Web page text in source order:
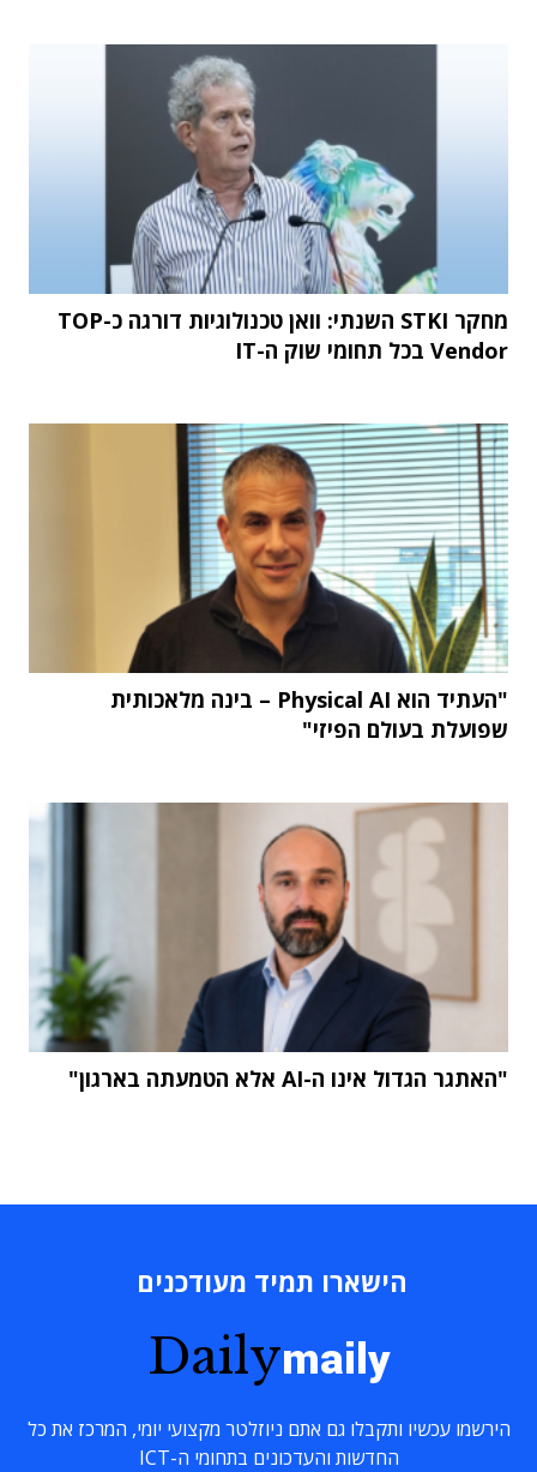
מחקר STKI השנתי: וואן טכנולוגיות דורגה כ-TOP
Vendor בכל תחומי שוק ה-IT
"העתיד הוא Physical AI – בינה מלאכותית
שפועלת בעולם הפיזי"
"האתגר הגדול אינו ה-AI אלא הטמעתה בארגון"
הישארו תמיד מעודכנים
Dailymaily
הירשמו עכשיו ותקבלו גם אתם ניוזלטר מקצועי יומי, המרכז את כל
החדשות והעדכונים בתחומי ה-ICT